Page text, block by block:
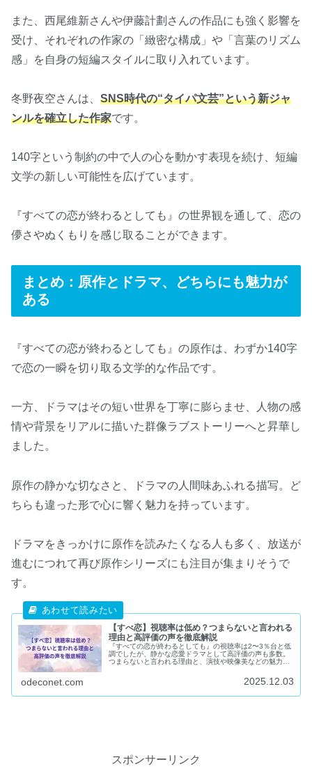
また、西尾維新さんや伊藤計劃さんの作品にも強く影響を
受け、それぞれの作家の「緻密な構成」や「言葉のリズム
感」を自身の短編スタイルに取り入れています。
冬野夜空さんは、 SNS時代の“タイパ文芸”という新ジャ
ンルを確立した作家です。
140字という制約の中で人の心を動かす表現を続け、短編
文学の新しい可能性を広げています。
『すべての恋が終わるとしても』の世界観を通して、恋の
儚さやぬくもりを感じ取ることができます。
まとめ：原作とドラマ、どちらにも魅力が
ある
『すべての恋が終わるとしても』の原作は、わずか140字
で恋の一瞬を切り取る文学的な作品です。
一方、ドラマはその短い世界を丁寧に膨らませ、人物の感
情や背景をリアルに描いた群像ラブストーリーへと昇華し
ました。
原作の静かな切なさと、ドラマの人間味あふれる描写。ど
ちらも違った形で心に響く魅力を持っています。
ドラマをきっかけに原作を読みたくなる人も多く、放送が
進むにつれて再び原作シリーズにも注目が集まりそうで
す。
【すべ恋】視聴率は低め？つまらないと言われる
理由と高評価の声を徹底解説
『すべての恋が終わるとしても』の視聴率は2〜3％台と低
調でしたが、静かな恋愛ドラマとして高評価の声も多数。
つまらないと言われる理由と、演技や映像美などの魅力を
odeconet.com 2025.12.03
スポンサーリンク